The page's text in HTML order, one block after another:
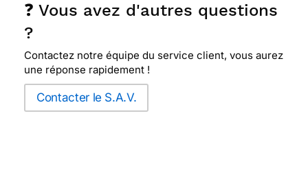
⭐⭐⭐⭐⭐ Le 17/02/2021 : Super sympa.
⭐⭐⭐⭐ Le 12/12/2020 : Super mignonne
⭐⭐⭐⭐
Le 04/12/2020 : J espere qu elle arrivera
❓ Vous avez d'autres questions
?
Contactez notre équipe du service client, vous aurez
une réponse rapidement !
Contacter le S.A.V.